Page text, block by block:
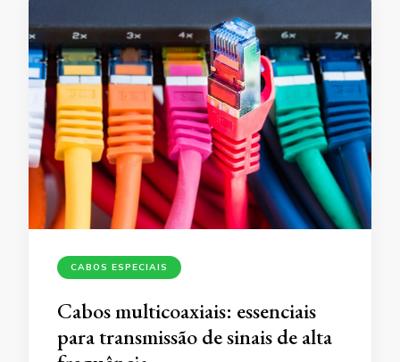
CABOS ESPECIAIS
Cabos multicoaxiais: essenciais
para transmissão de sinais de alta